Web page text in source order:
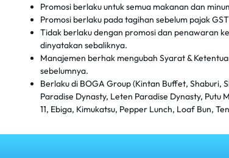
Promosi berlaku untuk semua makanan dan
Promosi berlaku pada tagihan sebelum pajak
Tidak berlaku dengan promosi dan penawaran
dinyatakan sebaliknya.
Manajemen berhak mengubah Syarat &
sebelumnya.
Berlaku di BOGA Group (Kintan Buffet, Shaburi,
Paradise Dynasty, Leten Paradise Dynasty, Putu
11, Ebiga, Kimukatsu, Pepper Lunch, Loaf Bun,